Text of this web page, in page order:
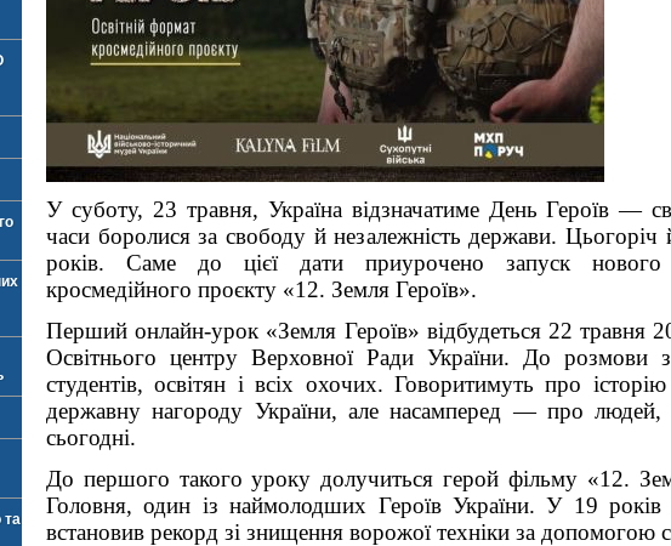
та
У суботу, 23 травня, Україна відзначатиме День Героїв —
часи боролися за свободу й незалежність держави.
років. Саме до цієї дати приурочено запуск нового
кросмедійного проєкту «12. Земля Героїв».
Перший онлайн-урок «Земля Героїв» відбудеться 22 травня
Освітнього центру Верховної Ради України. До розмови
студентів, освітян і всіх охочих. Говоритимуть про
державну нагороду України, але насамперед — про людей,
сьогодні.
До першого такого уроку долучиться герой фільму «12.
Головня, один із наймолодших Героїв України. У 19
встановив рекорд зі знищення ворожої техніки за допомогою